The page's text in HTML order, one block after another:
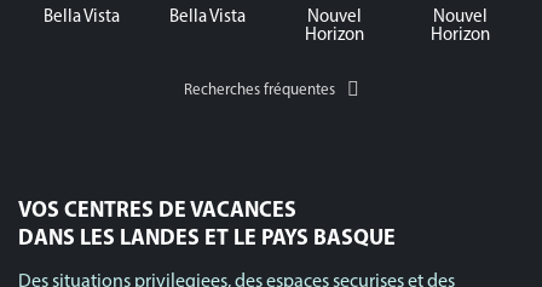
Bella Vista Bella Vista
Nouvel
Horizon
Nouvel
Horizon
Recherches fréquentes
VOS CENTRES DE VACANCES
DANS LES LANDES ET LE PAYS BASQUE
Des situations privilegiees, des espaces securises et des